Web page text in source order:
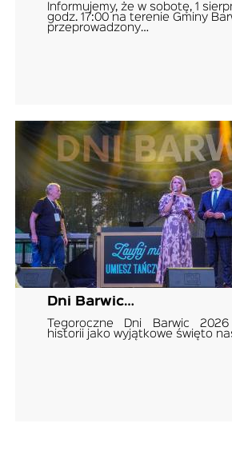
Informujemy, że w sobotę, 1
godz. 17:00 na terenie Gminy
przeprowadzony…
Dni Barwic…
Tegoroczne Dni Barwic
historii jako wyjątkowe święto